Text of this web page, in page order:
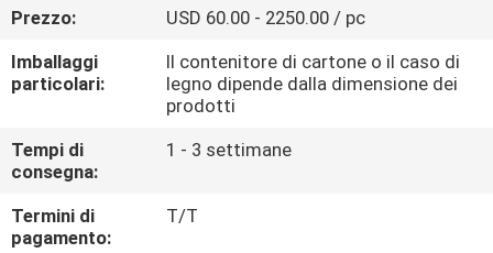
CONTROLLO
DI
QUALITÀ
CONTATTICI
Prezzo:
USD 60.00 - 2250.00 / pc
Imballaggi
particolari:
Il contenitore di cartone o il caso di
legno dipende dalla dimensione dei
prodotti
Tempi di
consegna:
1 - 3 settimane
Termini di
pagamento:
T/T